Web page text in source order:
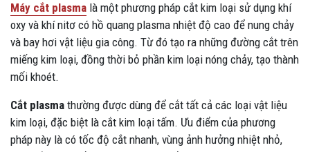
Máy cắt plasma là một phương pháp cắt kim loại sử dụng khí
oxy và khí nitơ có hồ quang plasma nhiệt độ cao để nung chảy
và bay hơi vật liệu gia công. Từ đó tạo ra những đường cắt trên
miếng kim loại, đồng thời bỏ phần kim loại nóng chảy, tạo thành
mối khoét.
Cắt plasma thường được dùng để cắt tất cả các loại vật liệu
kim loại, đặc biệt là cắt kim loại tấm. Ưu điểm của phương
pháp này là có tốc độ cắt nhanh, vùng ảnh hưởng nhiệt nhỏ,